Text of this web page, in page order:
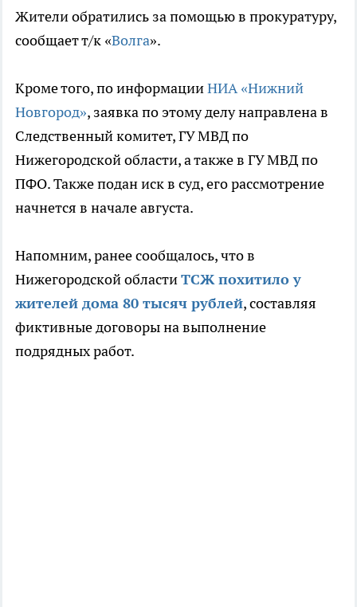
Жители обратились за помощью в прокуратуру,
сообщает т/к «Волга».
Кроме того, по информацииНИА «Нижний
Новгород», заявка по этому делу направлена в
Следственный комитет, ГУ МВД по
Нижегородской области, а также в ГУ МВД по
ПФО. Также подан иск в суд, его рассмотрение
начнется в начале августа.
Напомним, ранее сообщалось, что в
Нижегородской областиТСЖ похитило у
жителей дома 80 тысяч рублей, составляя
фиктивные договоры на выполнение
подрядных работ.